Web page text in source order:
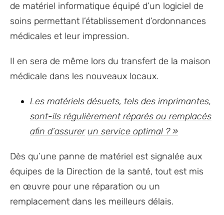
de matériel informatique équipé d’un logiciel de
soins permettant l’établissement d’ordonnances
médicales et leur impression.
Il en sera de même lors du transfert de la maison
médicale dans les nouveaux locaux.
Les matériels désuets, tels des imprimantes,
sont-ils régulièrement réparés ou remplacés
afin d’assurer un service optimal ? »
Dès qu’une panne de matériel est signalée aux
équipes de la Direction de la santé, tout est mis
en œuvre pour une réparation ou un
remplacement dans les meilleurs délais.